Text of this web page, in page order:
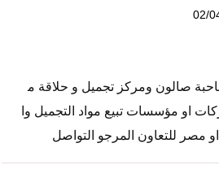
02/
صالون ومركز تجميل و حلاقة م
او مؤسسات تبيع مواد التجميل وا
او مصر للتعاون المرجو التواصل